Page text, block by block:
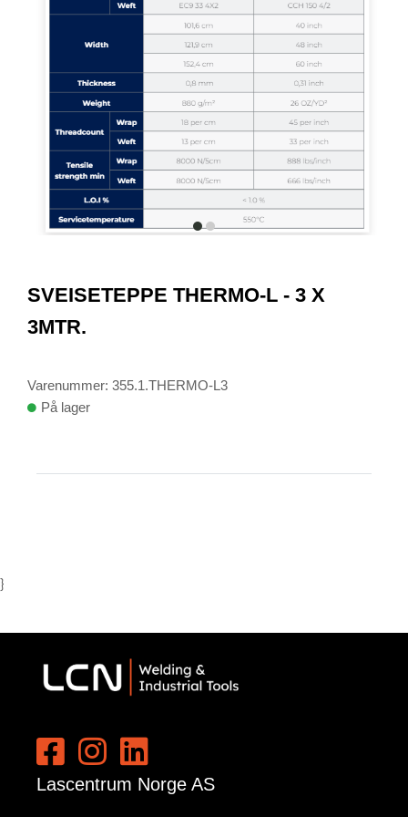
itemitem
of
2
SVEISETEPPE THERMO-L - 3 X
3MTR.
Varenummer: 355.1.THERMO-L3
På lager
}
Lascentrum Norge AS